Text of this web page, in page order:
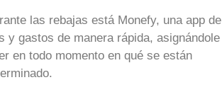
las rebajas está Monefy, una app de
gastos de manera rápida, asignándole
en todo momento en qué se están